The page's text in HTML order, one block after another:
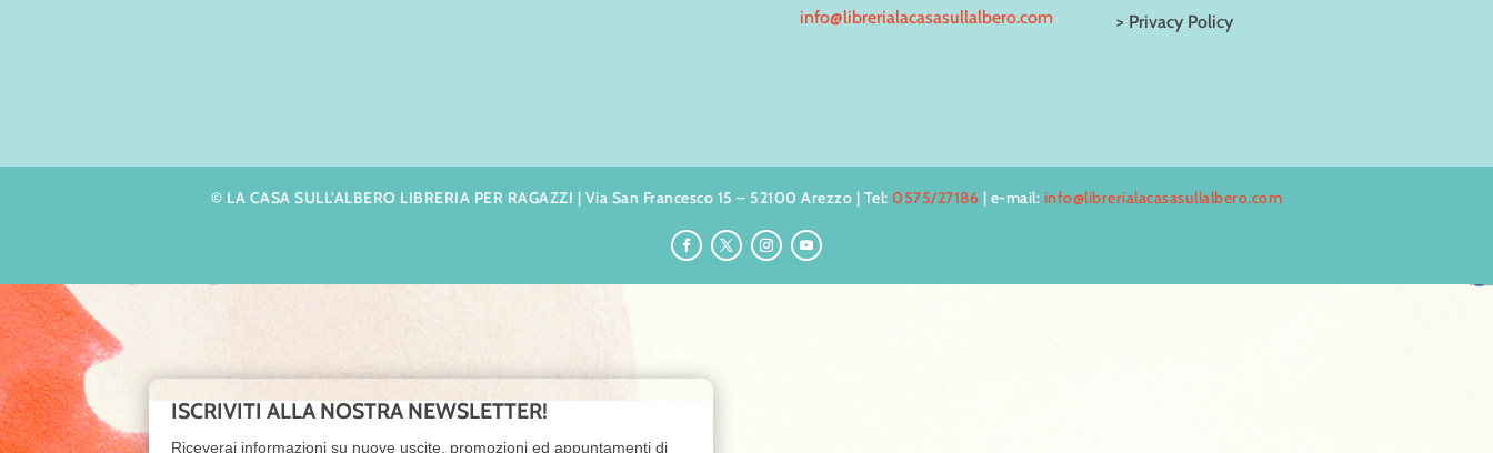
info@librerialacasasullalbero.com
> Privacy Policy
© LA CASA SULL’ALBERO LIBRERIA PER RAGAZZI | Via San Francesco 15 – 52100 Arezzo | Tel: 0575/27186 | e-mail: info@librerialacasasullalbero.com
ISCRIVITI ALLA NOSTRA NEWSLETTER!
Riceverai informazioni su nuove uscite, promozioni ed appuntamenti di